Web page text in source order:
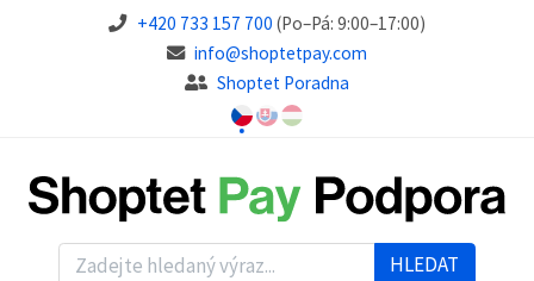
+420 733 157 700 (Po–Pá: 9:00–17:00)
info@shoptetpay.com
Shoptet Poradna
HLEDAT